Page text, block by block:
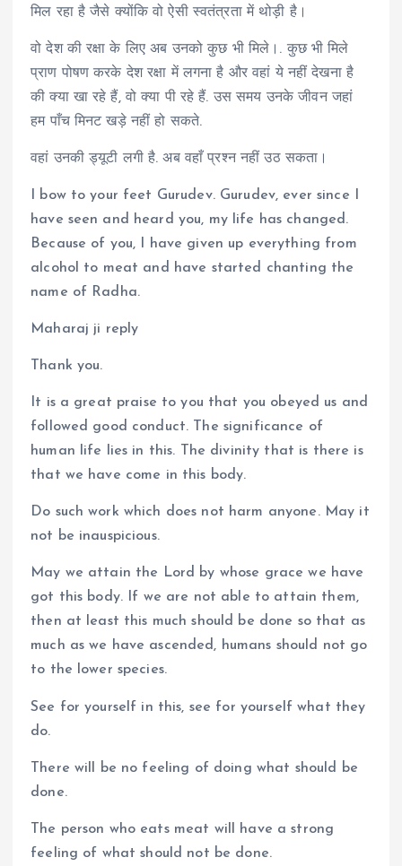
मिल रहा है जैसे क्योंकि वो ऐसी स्वतंत्रता में थोड़ी है।
वो देश की रक्षा के लिए अब उनको कुछ भी मिले।. कुछ भी मिले
प्राण पोषण करके देश रक्षा में लगना है और वहां ये नहीं देखना है
की क्या खा रहे हैं, वो क्या पी रहे हैं. उस समय उनके जीवन जहां
हम पाँच मिनट खड़े नहीं हो सकते.
वहां उनकी ड्यूटी लगी है. अब वहाँ प्रश्न नहीं उठ सकता।
I bow to your feet Gurudev. Gurudev, ever since I
have seen and heard you, my life has changed.
Because of you, I have given up everything from
alcohol to meat and have started chanting the
name of Radha.
Maharaj ji reply
Thank you.
It is a great praise to you that you obeyed us and
followed good conduct. The significance of
human life lies in this. The divinity that is there is
that we have come in this body.
Do such work which does not harm anyone. May it
not be inauspicious.
May we attain the Lord by whose grace we have
got this body. If we are not able to attain them,
then at least this much should be done so that as
much as we have ascended, humans should not go
to the lower species.
See for yourself in this, see for yourself what they
do.
There will be no feeling of doing what should be
done.
The person who eats meat will have a strong
feeling of what should not be done.